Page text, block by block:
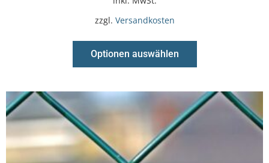
zzgl. Versandkosten
Optionen auswählen